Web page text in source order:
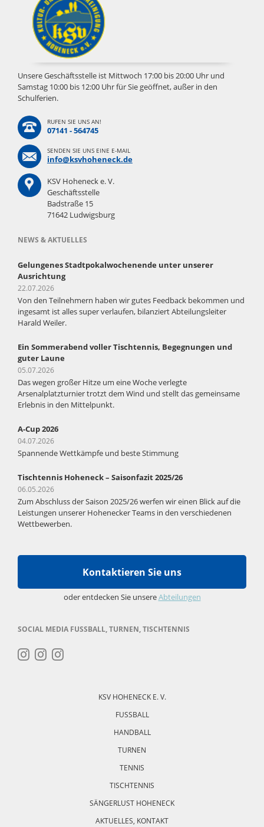
Unsere Geschäftsstelle ist Mittwoch 17:00 bis 20:00 Uhr und
Samstag 10:00 bis 12:00 Uhr für Sie geöffnet, außer in den
Schulferien.
RUFEN SIE UNS AN!
07141 - 564745
SENDEN SIE UNS EINE E-MAIL
info@ksvhoheneck.de
KSV Hoheneck e. V.
Geschäftsstelle
Badstraße 15
71642 Ludwigsburg
NEWS & AKTUELLES
Gelungenes Stadtpokalwochenende unter unserer
Ausrichtung
22.07.2026
Von den Teilnehmern haben wir gutes Feedback bekommen und
ingesamt ist alles super verlaufen, bilanziert Abteilungsleiter
Harald Weiler.
Ein Sommerabend voller Tischtennis, Begegnungen und
guter Laune
05.07.2026
Das wegen großer Hitze um eine Woche verlegte
Arsenalplatzturnier trotzt dem Wind und stellt das gemeinsame
Erlebnis in den Mittelpunkt.
A-Cup 2026
04.07.2026
Spannende Wettkämpfe und beste Stimmung
Tischtennis Hoheneck – Saisonfazit 2025/26
06.05.2026
Zum Abschluss der Saison 2025/26 werfen wir einen Blick auf die
Leistungen unserer Hohenecker Teams in den verschiedenen
Wettbewerben.
Kontaktieren Sie uns
oder entdecken Sie unsereAbteilungen
SOCIAL MEDIA FUSSBALL, TURNEN, TISCHTENNIS
KSV HOHENECK E. V.
FUSSBALL
HANDBALL
TURNEN
TENNIS
TISCHTENNIS
SÄNGERLUST HOHENECK
AKTUELLES, KONTAKT